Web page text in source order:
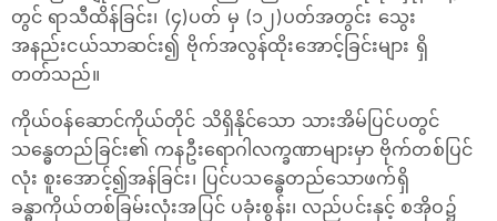
တွင် ရာသီထိန်ခြင်း၊ (၄)ပတ် မှ (၁၂)ပတ်အတွင်း သွေး
အနည်းငယ်သာဆင်း၍ ဗိုက်အလွန်ထိုးအောင့်ခြင်းများ ရှိ
တတ်သည်။
ကိုယ်ဝန်ဆောင်ကိုယ်တိုင် သိရှိနိုင်သော သားအိမ်ပြင်ပတွင်
သန္ဓေတည်ခြင်း၏ ကနဦးရောဂါလက္ခဏာများမှာ ဗိုက်တစ်ပြင်
လုံး စူးအောင့်၍အန်ခြင်း၊ ပြင်ပသန္ဓေတည်သောဖက်ရှိ
ခန္ဓာကိုယ်တစ်ခြမ်းလုံးအပြင် ပခုံးစွန်း၊ လည်ပင်းနှင့် စအိုဝ၌